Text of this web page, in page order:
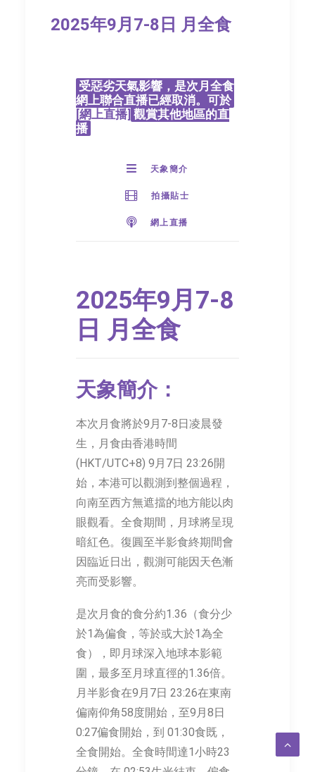
園：發現與解構宜居
天文館活動
2026 年 7 月 13 日
嗇色園教育巡禮
(2026/07/9-11)
博物活動
2025年9月7-8日 月全食
受惡劣天氣影響，是次月全食
網上聯合直播已經取消。可於
[網上直播] 觀賞其他地區的直
播
天象簡介
拍攝貼士
網上直播
2025年9月7-8
日 月全食
天象簡介：
本次月食將於9月7-8日凌晨發
生，月食由香港時間
(HKT/UTC+8) 9月7日 23:26開
始，本港可以觀測到整個過程，
向南至西方無遮擋的地方能以肉
眼觀看。全食期間，月球將呈現
暗紅色。復圓至半影食終期間會
因臨近日出，觀測可能因天色漸
亮而受影響。
是次月食的食分約1.36（食分少
於1為偏食，等於或大於1為全
食），即月球深入地球本影範
圍，最多至月球直徑的1.36倍。
月半影食在9月7日 23:26在東南
偏南仰角58度開始，至9月8日
0:27偏食開始，到 01:30食既，
全食開始。全食時間達1小時23